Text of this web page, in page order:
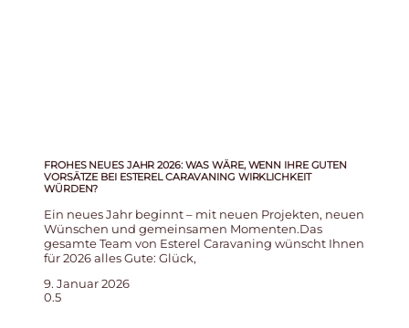
FROHES NEUES JAHR 2026: WAS WÄRE, WENN IHRE GUTEN
VORSÄTZE BEI ESTEREL CARAVANING WIRKLICHKEIT
WÜRDEN?
Ein neues Jahr beginnt – mit neuen Projekten, neuen
Wünschen und gemeinsamen Momenten.Das
gesamte Team von Esterel Caravaning wünscht Ihnen
für 2026 alles Gute: Glück,
9. Januar 2026